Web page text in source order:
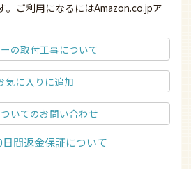
。ご利用になるにはAmazon.co.jpア
の取付工事について
気に入りに追加
いてのお問い合わせ
日間返金保証について